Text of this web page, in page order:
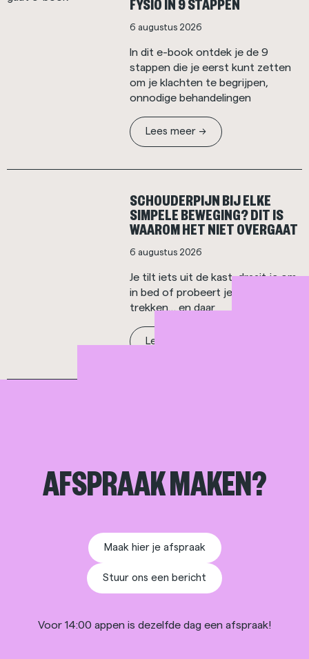
6 augustus 2026
In dit e-book ontdek je de 9
stappen die je eerst kunt zetten
om je klachten te begrijpen,
onnodige behandelingen
Lees meer ->
SCHOUDERPIJN BIJ ELKE
SIMPELE BEWEGING? DIT IS
WAAROM HET NIET OVERGAAT
6 augustus 2026
Je tilt iets uit de kast, draait je om
in bed of probeert je jas aan te
trekken… en daar
Lees meer ->
AFSPRAAK MAKEN?
Maak hier je afspraak
Stuur ons een bericht
Voor 14:00 appen is dezelfde dag een afspraak!